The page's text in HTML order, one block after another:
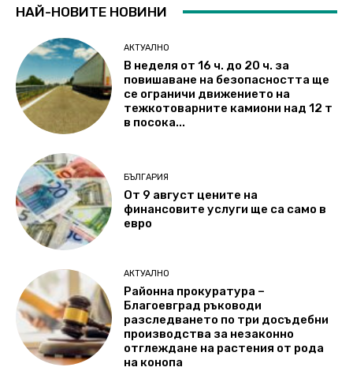
НАЙ-НОВИТЕ НОВИНИ
АКТУАЛНО
В неделя от 16 ч. до 20 ч. за
повишаване на безопасността ще
се ограничи движението на
тежкотоварните камиони над 12 т
в посока...
БЪЛГАРИЯ
От 9 август цените на
финансовите услуги ще са само в
евро
АКТУАЛНО
Районна прокуратура –
Благоевград ръководи
разследването по три досъдебни
производства за незаконно
отглеждане на растения от рода
на конопа